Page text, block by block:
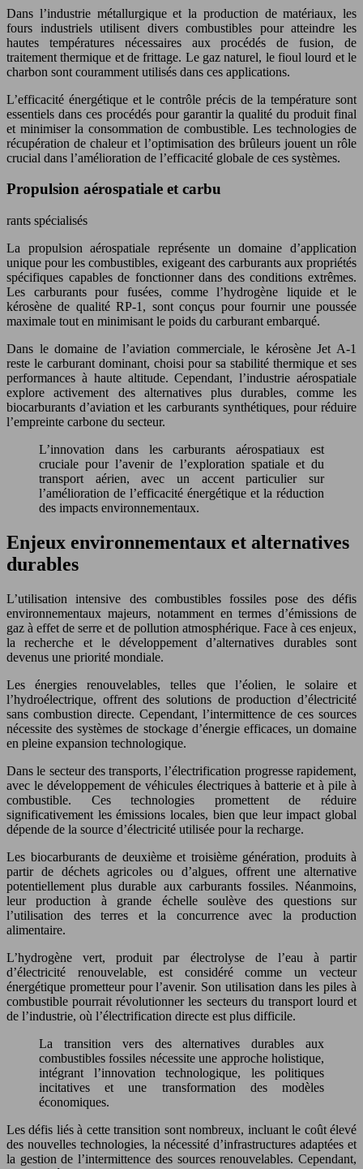
Dans l’industrie métallurgique et la production de matériaux, les
fours industriels utilisent divers combustibles pour atteindre les
hautes températures nécessaires aux procédés de fusion, de
traitement thermique et de frittage. Le gaz naturel, le fioul lourd et le
charbon sont couramment utilisés dans ces applications.
L’efficacité énergétique et le contrôle précis de la température sont
essentiels dans ces procédés pour garantir la qualité du produit final
et minimiser la consommation de combustible. Les technologies de
récupération de chaleur et l’optimisation des brûleurs jouent un rôle
crucial dans l’amélioration de l’efficacité globale de ces systèmes.
Propulsion aérospatiale et carbu
rants spécialisés
La propulsion aérospatiale représente un domaine d’application
unique pour les combustibles, exigeant des carburants aux propriétés
spécifiques capables de fonctionner dans des conditions extrêmes.
Les carburants pour fusées, comme l’hydrogène liquide et le
kérosène de qualité RP-1, sont conçus pour fournir une poussée
maximale tout en minimisant le poids du carburant embarqué.
Dans le domaine de l’aviation commerciale, le kérosène Jet A-1
reste le carburant dominant, choisi pour sa stabilité thermique et ses
performances à haute altitude. Cependant, l’industrie aérospatiale
explore activement des alternatives plus durables, comme les
biocarburants d’aviation et les carburants synthétiques, pour réduire
l’empreinte carbone du secteur.
L’innovation dans les carburants aérospatiaux est
cruciale pour l’avenir de l’exploration spatiale et du
transport aérien, avec un accent particulier sur
l’amélioration de l’efficacité énergétique et la réduction
des impacts environnementaux.
Enjeux environnementaux et alternatives
durables
L’utilisation intensive des combustibles fossiles pose des défis
environnementaux majeurs, notamment en termes d’émissions de
gaz à effet de serre et de pollution atmosphérique. Face à ces enjeux,
la recherche et le développement d’alternatives durables sont
devenus une priorité mondiale.
Les énergies renouvelables, telles que l’éolien, le solaire et
l’hydroélectrique, offrent des solutions de production d’électricité
sans combustion directe. Cependant, l’intermittence de ces sources
nécessite des systèmes de stockage d’énergie efficaces, un domaine
en pleine expansion technologique.
Dans le secteur des transports, l’électrification progresse rapidement,
avec le développement de véhicules électriques à batterie et à pile à
combustible. Ces technologies promettent de réduire
significativement les émissions locales, bien que leur impact global
dépende de la source d’électricité utilisée pour la recharge.
Les biocarburants de deuxième et troisième génération, produits à
partir de déchets agricoles ou d’algues, offrent une alternative
potentiellement plus durable aux carburants fossiles. Néanmoins,
leur production à grande échelle soulève des questions sur
l’utilisation des terres et la concurrence avec la production
alimentaire.
L’hydrogène vert, produit par électrolyse de l’eau à partir
d’électricité renouvelable, est considéré comme un vecteur
énergétique prometteur pour l’avenir. Son utilisation dans les piles à
combustible pourrait révolutionner les secteurs du transport lourd et
de l’industrie, où l’électrification directe est plus difficile.
La transition vers des alternatives durables aux
combustibles fossiles nécessite une approche holistique,
intégrant l’innovation technologique, les politiques
incitatives et une transformation des modèles
économiques.
Les défis liés à cette transition sont nombreux, incluant le coût élevé
des nouvelles technologies, la nécessité d’infrastructures adaptées et
la gestion de l’intermittence des sources renouvelables. Cependant,